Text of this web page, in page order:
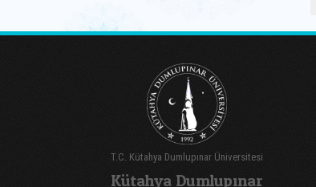
T.C. Kütahya Dumlupınar Üniversitesi
Kütahya Dumlupınar